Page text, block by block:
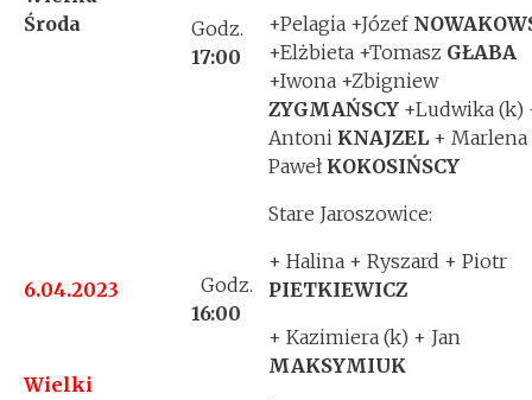
Środa
Godz.
17:00
+Pelagia +Józef
+Elżbieta +Tomasz GŁABA
+Iwona +Zbigniew
ZYGMAŃSCY +Ludwika (k)
Antoni KNAJZEL + Marlena
Paweł KOKOSIŃSCY
6.04.2023
Wielki
Godz.
16:00
Stare Jaroszowice:
+ Halina + Ryszard + Piotr
PIETKIEWICZ
+ Kazimiera (k) + Jan
MAKSYMIUK